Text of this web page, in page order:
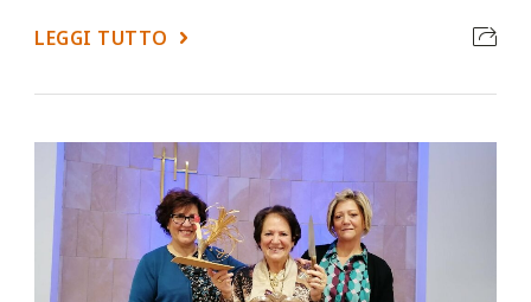
LEGGI TUTTO